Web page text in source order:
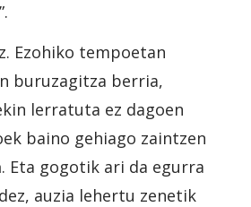
Ezohiko tempoetan
buruzagitza berria,
lerratuta ez dagoen
baino gehiago zaintzen
. Eta gogotik ari da egurra
auzia lehertu zenetik